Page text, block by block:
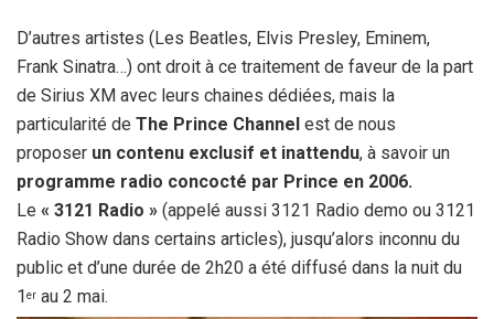
D’autres artistes (Les Beatles, Elvis Presley, Eminem,
Frank Sinatra…) ont droit à ce traitement de faveur de la part
de Sirius XM avec leurs chaines dédiées, mais la
particularité de The Prince Channel est de nous
proposer un contenu exclusif et inattendu, à savoir un
programme radio concocté par Prince en 2006.
Le « 3121 Radio » (appelé aussi 3121 Radio demo ou 3121
Radio Show dans certains articles), jusqu’alors inconnu du
public et d’une durée de 2h20 a été diffusé dans la nuit du
1 er au 2 mai.